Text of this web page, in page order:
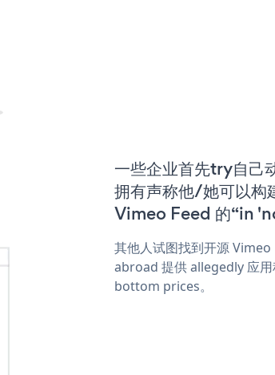
一些企业首先try自
拥有声称他/她可以
Vimeo Feed 的“in
其他人试图找到开源
abroad 提供 allegedly 应
bottom prices。